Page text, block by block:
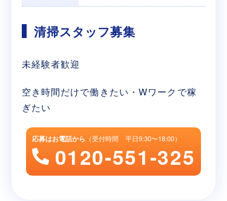
清掃スタッフ募集
未経験者歓迎
空き時間だけで働きたい・Wワークで稼
ぎたい
応募はお電話から （受付時間 平日9:30〜18:00）
0120-551-325